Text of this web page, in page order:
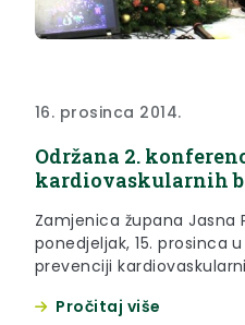
16. prosinca 2014.
Održana 2.
kardiovaskularnih
Zamjenica župana Jasna
ponedjeljak, 15. prosinca
prevenciji
županije na kojoj je
Pročitaj više